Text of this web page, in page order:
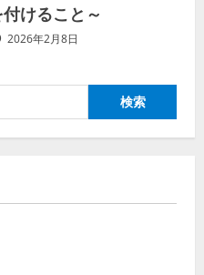
けること～
2026年2月8日